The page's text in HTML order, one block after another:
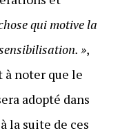
qui motive la
»,
à noter que le
adopté dans
la suite de ces